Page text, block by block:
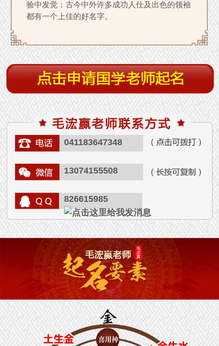
验中发觉；古今中外许多成功人仕及出色的领袖
都有一个上佳的好名字。
041183647348
13074155508
826615985